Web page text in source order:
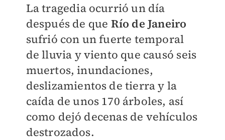
La tragedia ocurrió un día
después de que Río de Janeiro
sufrió con un fuerte temporal
de lluvia y viento que causó seis
muertos, inundaciones,
deslizamientos de tierra y la
caída de unos 170 árboles, así
como dejó decenas de vehículos
destrozados.